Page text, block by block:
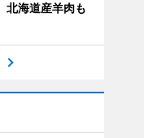
海道産羊肉も